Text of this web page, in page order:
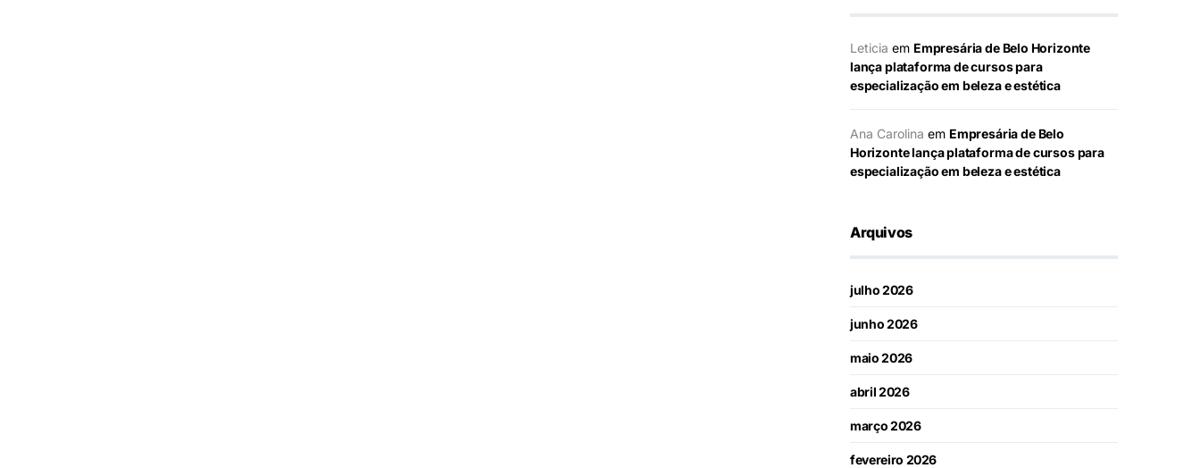
Leticia em Empresária de Belo Horizonte
lança plataforma de cursos para
especialização em beleza e estética
Ana Carolina em Empresária de Belo
Horizonte lança plataforma de cursos para
especialização em beleza e estética
Arquivos
julho 2026
junho 2026
maio 2026
abril 2026
março 2026
fevereiro 2026